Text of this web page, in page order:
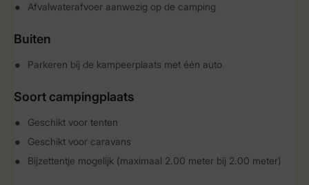
Afvalwaterafvoer aanwezig op de camping
Buiten
Parkeren bij de kampeerplaats met één auto
Soort campingplaats
Geschikt voor tenten
Geschikt voor caravans
Bijzettentje mogelijk (maximaal 2.00 meter bij 2.00 meter)